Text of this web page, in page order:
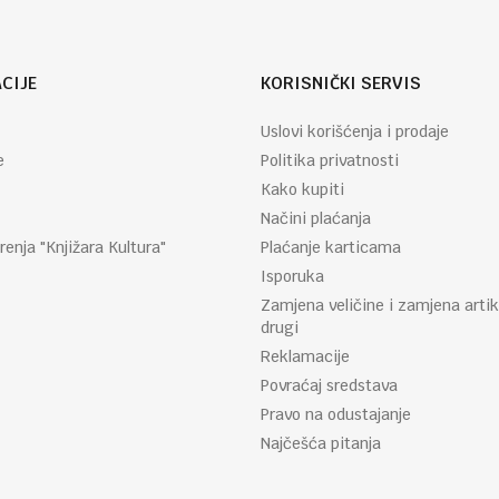
"Knjižara Kultura"
KORISNIČKI SERVIS
Uslovi korišćenja i prodaje
Politika privatnosti
Kako kupiti
Načini plaćanja
Plaćanje karticama
Isporuka
Zamjena veličine i zamjena
drugi
Reklamacije
Povraćaj sredstava
Pravo na odustajanje
Najčešća pitanja